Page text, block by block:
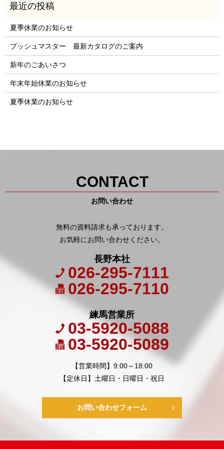
夏季休業のお知らせ
プッシュマスター 最新カタログのご案内
新年のごあいさつ
年末年始休業のお知らせ
夏季休業のお知らせ
CONTACT
お問い合わせ
無料の資料請求も承っております。
お気軽にお問い合わせください。
長野本社
026-295-7111
026-295-7110
練馬営業所
03-5920-5088
03-5920-5089
【営業時間】9:00～18:00
【定休日】土曜日・日曜日・祝日
お問い合わせフォーム